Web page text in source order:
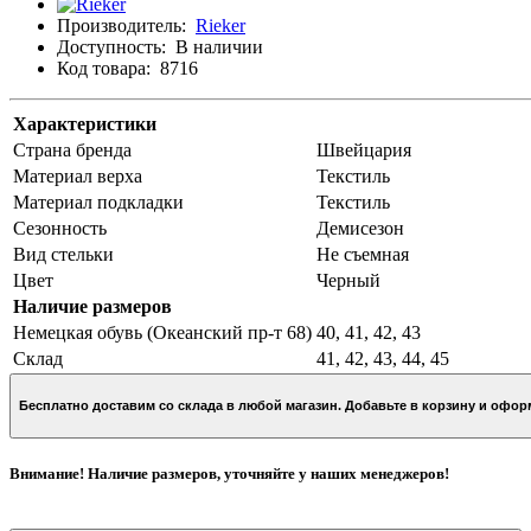
Производитель: Rieker
Доступность: В наличии
Код товара: 8716
Характеристики
Страна бренда
Швейцария
Материал верха
Текстиль
Материал подкладки
Текстиль
Сезонность
Демисезон
Вид стельки
Не съемная
Цвет
Черный
Наличие размеров
Немецкая обувь (Океанский пр-т 68) 40, 41, 42, 43
Склад
41, 42, 43, 44, 45
Бесплатно доставим со склада в любой магазин. Добавьте в
Внимание! Наличие размеров, уточняйте у наших менеджеров!